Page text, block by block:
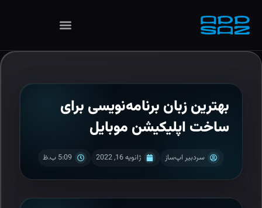
بهترین زبان برنامه‌نویسی برای
ساخت اپلیکیشن موبایل
سردبیر اپ‌ساز ژانویه 16, 2022 5:09 ب.ظ